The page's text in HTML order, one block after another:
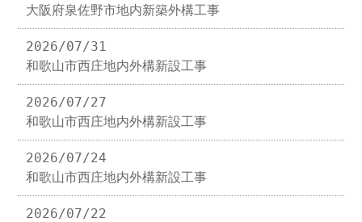
大阪府泉佐野市地内新築外構工事
2026/07/31
和歌山市西庄地内外構新設工事
2026/07/27
和歌山市西庄地内外構新設工事
2026/07/24
和歌山市西庄地内外構新設工事
2026/07/22